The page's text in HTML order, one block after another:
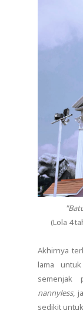
(Lola 4
Akhirnya
lama
semenjak
nannyless,
sedikit